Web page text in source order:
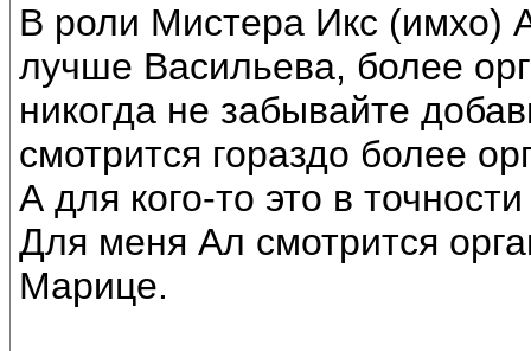
В роли Мистера Икс (имхо)
лучше Васильева, более
никогда не забывайте
смотрится гораздо более
А для кого-то это в
Для меня Ал смотрится
Марице.